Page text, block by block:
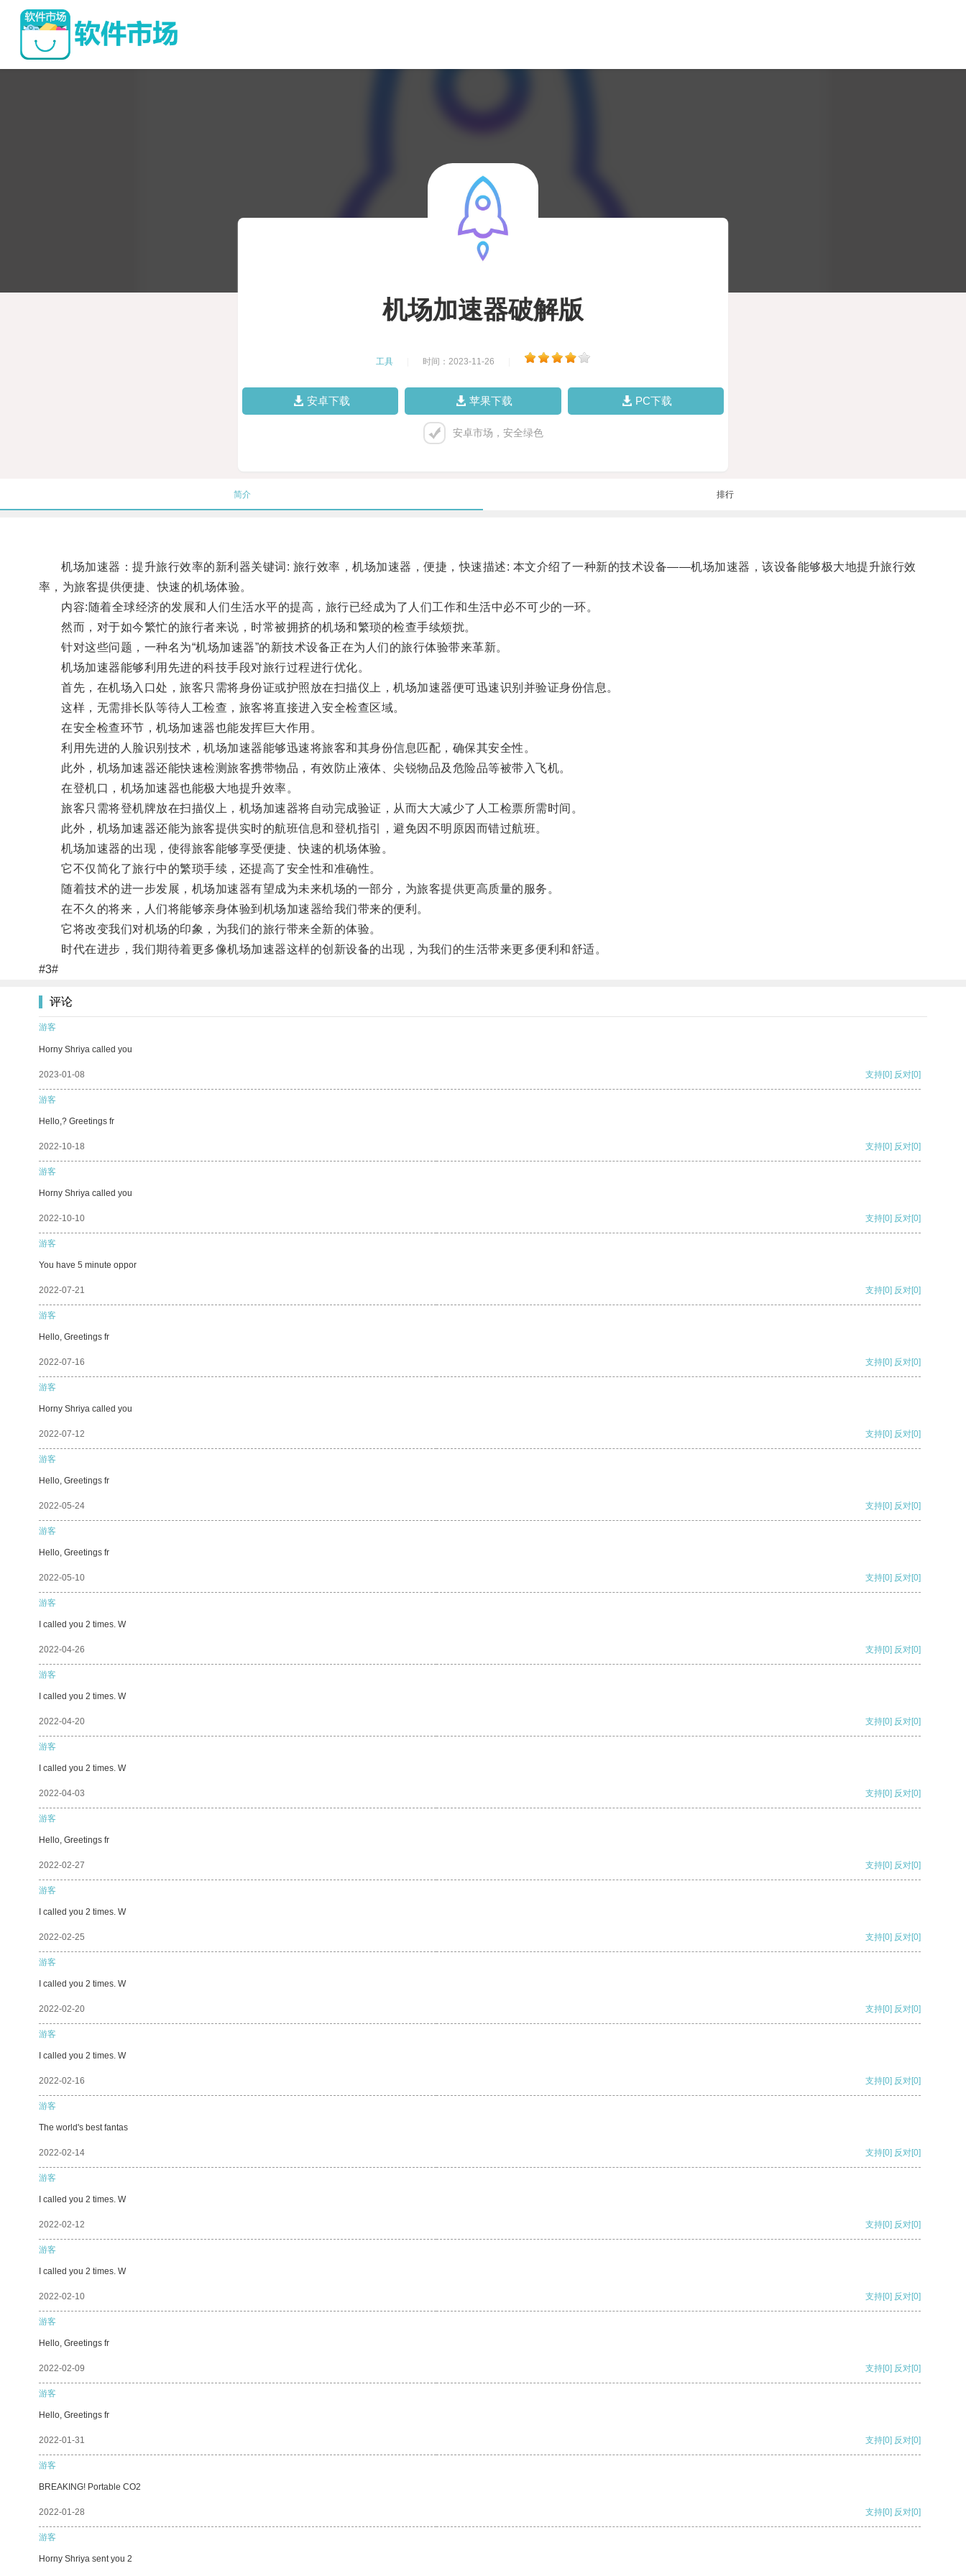
机场加速器破解版
工具 时间：2023-11-26
安卓下载 苹果下载 PC下载
安卓市场，安全绿色
简介 排行
机场加速器：提升旅行效率的新利器关键词: 旅行效率，机场加速器，便捷，快速描述: 本文介绍了一种新的技术设备——机场加速器，该设备能够极大地提升旅行效
率，为旅客提供便捷、快速的机场体验。
内容:随着全球经济的发展和人们生活水平的提高，旅行已经成为了人们工作和生活中必不可少的一环。
然而，对于如今繁忙的旅行者来说，时常被拥挤的机场和繁琐的检查手续烦扰。
针对这些问题，一种名为“机场加速器”的新技术设备正在为人们的旅行体验带来革新。
机场加速器能够利用先进的科技手段对旅行过程进行优化。
首先，在机场入口处，旅客只需将身份证或护照放在扫描仪上，机场加速器便可迅速识别并验证身份信息。
这样，无需排长队等待人工检查，旅客将直接进入安全检查区域。
在安全检查环节，机场加速器也能发挥巨大作用。
利用先进的人脸识别技术，机场加速器能够迅速将旅客和其身份信息匹配，确保其安全性。
此外，机场加速器还能快速检测旅客携带物品，有效防止液体、尖锐物品及危险品等被带入飞机。
在登机口，机场加速器也能极大地提升效率。
旅客只需将登机牌放在扫描仪上，机场加速器将自动完成验证，从而大大减少了人工检票所需时间。
此外，机场加速器还能为旅客提供实时的航班信息和登机指引，避免因不明原因而错过航班。
机场加速器的出现，使得旅客能够享受便捷、快速的机场体验。
它不仅简化了旅行中的繁琐手续，还提高了安全性和准确性。
随着技术的进一步发展，机场加速器有望成为未来机场的一部分，为旅客提供更高质量的服务。
在不久的将来，人们将能够亲身体验到机场加速器给我们带来的便利。
它将改变我们对机场的印象，为我们的旅行带来全新的体验。
时代在进步，我们期待着更多像机场加速器这样的创新设备的出现，为我们的生活带来更多便利和舒适。
#3#
评论
游客
Horny Shriya called you
2023-01-08 支持[0] 反对[0]
游客
Hello,? Greetings fr
2022-10-18 支持[0] 反对[0]
游客
Horny Shriya called you
2022-10-10 支持[0] 反对[0]
游客
You have 5 minute oppor
2022-07-21 支持[0] 反对[0]
游客
Hello, Greetings fr
2022-07-16 支持[0] 反对[0]
游客
Horny Shriya called you
2022-07-12 支持[0] 反对[0]
游客
Hello, Greetings fr
2022-05-24 支持[0] 反对[0]
游客
Hello, Greetings fr
2022-05-10 支持[0] 反对[0]
游客
I called you 2 times. W
2022-04-26 支持[0] 反对[0]
游客
I called you 2 times. W
2022-04-20 支持[0] 反对[0]
游客
I called you 2 times. W
2022-04-03 支持[0] 反对[0]
游客
Hello, Greetings fr
2022-02-27 支持[0] 反对[0]
游客
I called you 2 times. W
2022-02-25 支持[0] 反对[0]
游客
I called you 2 times. W
2022-02-20 支持[0] 反对[0]
游客
I called you 2 times. W
2022-02-16 支持[0] 反对[0]
游客
The world's best fantas
2022-02-14 支持[0] 反对[0]
游客
I called you 2 times. W
2022-02-12 支持[0] 反对[0]
游客
I called you 2 times. W
2022-02-10 支持[0] 反对[0]
游客
Hello, Greetings fr
2022-02-09 支持[0] 反对[0]
游客
Hello, Greetings fr
2022-01-31 支持[0] 反对[0]
游客
BREAKING! Portable CO2
2022-01-28 支持[0] 反对[0]
游客
Horny Shriya sent you 2